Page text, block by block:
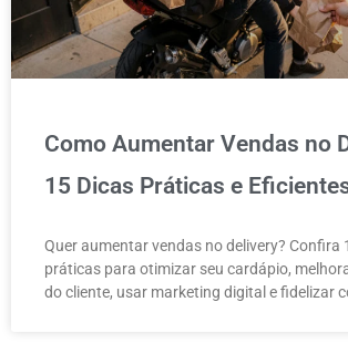
Como Aumentar Vendas no
15 Dicas Práticas e
Quer aumentar vendas no delivery? Confira
práticas para otimizar seu cardápio,
do cliente, usar marketing digital e fidelizar